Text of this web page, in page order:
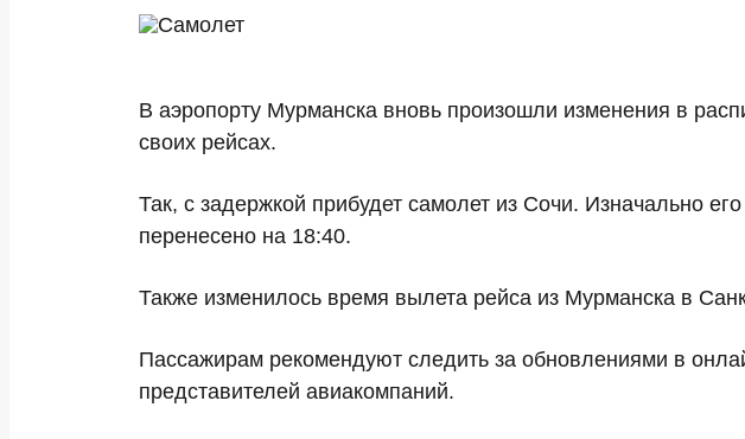
В аэропорту Мурманска вновь произошли изменения в
своих рейсах.
Так, с задержкой прибудет самолет из Сочи. Изначально
перенесено на 18:40.
Также изменилось время вылета рейса из Мурманска в
Пассажирам рекомендуют следить за обновлениями в
представителей авиакомпаний.